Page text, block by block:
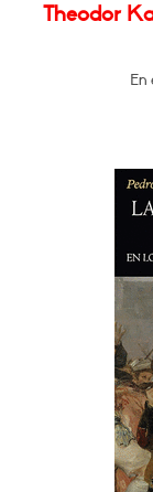
Theodor
En